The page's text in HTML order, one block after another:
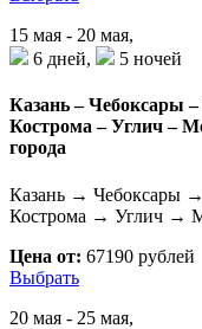
15 мая - 20 мая,
6 дней,
5 ночей
Казань – Чебоксары
Кострома – Углич –
города
Казань → Чебоксары
Кострома → Углич →
Цена от: 67190 рублей
Выбрать
20 мая - 25 мая,